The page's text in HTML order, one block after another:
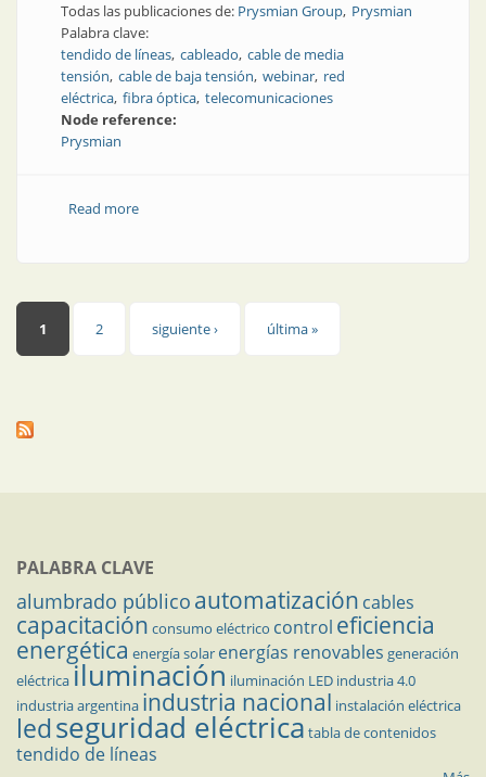
Todas las publicaciones de: Prysmian Group Prysmian
Palabra clave:
tendido de líneas cableado cable de media
tensión cable de baja tensión webinar red
eléctrica fibra óptica telecomunicaciones
Node reference:
Prysmian
Read moreabout En mayo: ciclo de webinars sobre cables y
Páginas
1 2 siguiente › última »
PALABRA CLAVE
alumbrado público automatización cables
capacitación consumo eléctrico control eficiencia
energética energía solar energías renovables generación
eléctricailuminación iluminación LED industria 4.0
industria argentina industria nacional instalación eléctrica
ledseguridad eléctrica tabla de contenidos
tendido de líneas